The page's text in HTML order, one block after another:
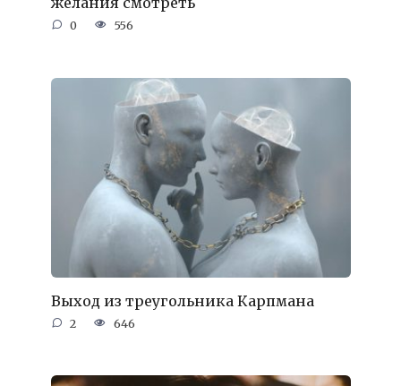
0 556
Выход из треугольника Карпмана
2 646